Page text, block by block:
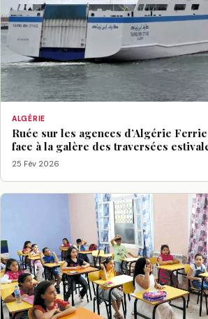
ALGÉRIE
Ruée sur les agences d’Algérie
face à la galère des traversées
25 Fév 2026